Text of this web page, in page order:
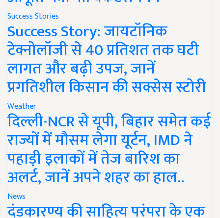
Success Stories
Success Story: जायटॉनिक
टेक्नोलॉजी से 40 प्रतिशत तक घटी
लागत और बढ़ी उपज, जानें
प्रगतिशील किसान की सक्सेस स्टोरी
Weather
दिल्ली-NCR से यूपी, बिहार समेत कई
राज्यों में मौसम लेगा यूर्टन, IMD ने
पहाड़ी इलाकों में तेज बारिश का
अलर्ट, जानें अपने शहर का हाल..
News
दंडकारण्य की साहित्य परंपरा के एक